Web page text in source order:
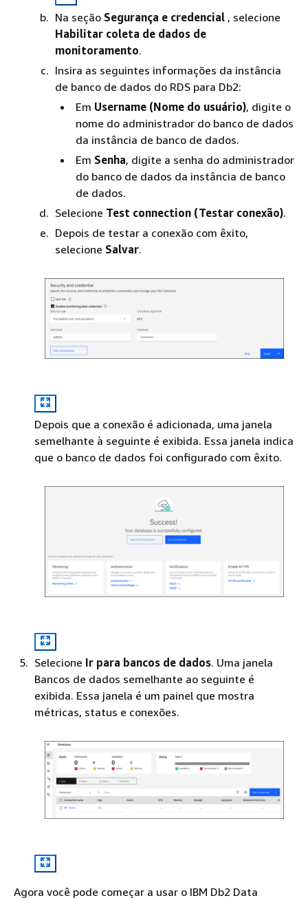
Na seção Segurança e credencial , selecione
Habilitar coleta de dados de
monitoramento.
Insira as seguintes informações da instância
de banco de dados do RDS para Db2:
Em Username (Nome do usuário), digite o
nome do administrador do banco de dados
da instância de banco de dados.
Em Senha, digite a senha do administrador
do banco de dados da instância de banco
de dados.
Selecione Test connection (Testar conexão).
Depois de testar a conexão com êxito,
selecione Salvar.
Depois que a conexão é adicionada, uma janela
semelhante à seguinte é exibida. Essa janela indica
que o banco de dados foi configurado com êxito.
Selecione Ir para bancos de dados. Uma janela
Bancos de dados semelhante ao seguinte é
exibida. Essa janela é um painel que mostra
métricas, status e conexões.
Agora você pode começar a usar o IBM Db2 Data